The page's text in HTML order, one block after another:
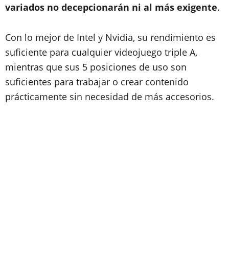
variados no decepcionarán ni al más exigente.
Con lo mejor de Intel y Nvidia, su rendimiento es
suficiente para cualquier videojuego triple A,
mientras que sus 5 posiciones de uso son
suficientes para trabajar o crear contenido
prácticamente sin necesidad de más accesorios.